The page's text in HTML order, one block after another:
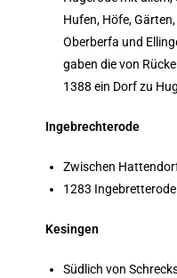
Hufen, Höfe,
Oberberfa und
gaben die von
1388 ein Dorf zu
Ingebrechterode
Zwischen
1283 Ingebretterode
Kesingen
Südlich von